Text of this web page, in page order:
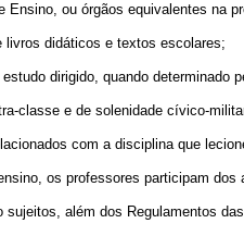
Ensino, ou órgãos equivalentes na
livros didáticos e textos escolares;
dirigido, quando determinado
classe e de solenidade cívico-
com a disciplina que
os professores participam
além dos Regulamentos